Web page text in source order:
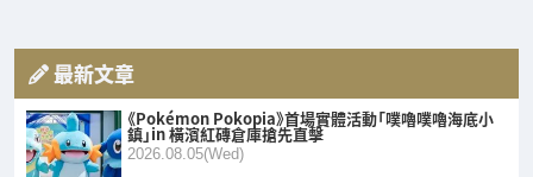
最新文章
《Pokémon Pokopia》首場實體活動「噗嚕噗嚕海底小
鎮」in 橫濱紅磚倉庫搶先直擊
2026.08.05(Wed)